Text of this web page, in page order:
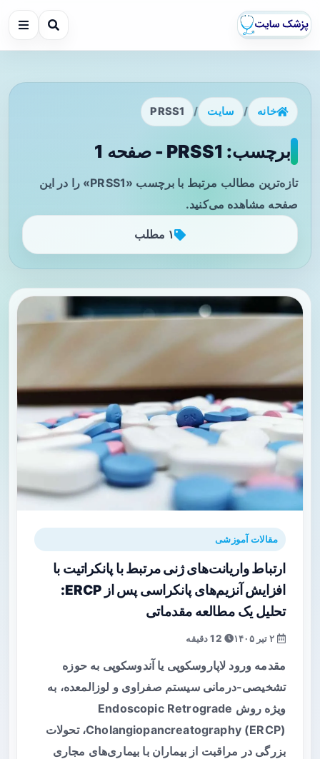
خانه / سایت /
PRSS1
برچسب: PRSS1 - صفحه 1
تازه‌ترین مطالب مرتبط با برچسب «PRSS1» را در این
صفحه مشاهده می‌کنید.
۱ مطلب
مقالات آموزشی
ارتباط واریانت‌های ژنی مرتبط با پانکراتیت با
افزایش آنزیم‌های پانکراسی پس از ERCP:
تحلیل یک مطالعه مقدماتی
مقدمه ورود لاپاروسکوپی یا آندوسکوپی به حوزه
تشخیصی-درمانی سیستم صفراوی و لوزالمعده، به
ویژه روش Endoscopic Retrograde
Cholangiopancreatography (ERCP)، تحولات
بزرگی در مراقبت از بیماران با بیماری‌های مجاری